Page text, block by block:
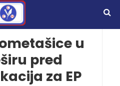
u
pred
za EP